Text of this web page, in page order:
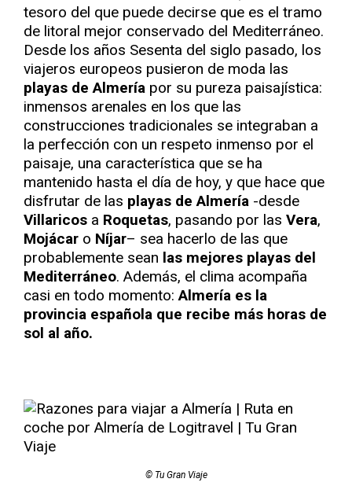
tesoro del que puede decirse que es el tramo
de litoral mejor conservado del Mediterráneo.
Desde los años Sesenta del siglo pasado, los
viajeros europeos pusieron de moda las
playas de Almería por su pureza paisajística:
inmensos arenales en los que las
construcciones tradicionales se integraban a
la perfección con un respeto inmenso por el
paisaje, una característica que se ha
mantenido hasta el día de hoy, y que hace que
disfrutar de las playas de Almería -desde
Villaricos a Roquetas, pasando por las Vera,
Mojácar o Níjar– sea hacerlo de las que
probablemente sean las mejores playas del
Mediterráneo. Además, el clima acompaña
casi en todo momento:Almería es la
provincia española que recibe más horas de
sol al año.
© Tu Gran Viaje